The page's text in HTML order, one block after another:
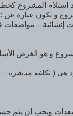
استلام المشروع
و تكون عبارة عن : (
إنشائية –
و هو الغرض
ينقسم الى 3 بنود هى ( تكلفه
ويجب ان يتم